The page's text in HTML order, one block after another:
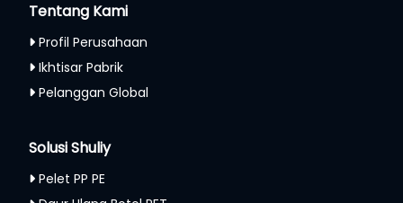
Tentang Kami
Profil Perusahaan
Ikhtisar Pabrik
Pelanggan Global
Solusi Shuliy
Pelet PP PE